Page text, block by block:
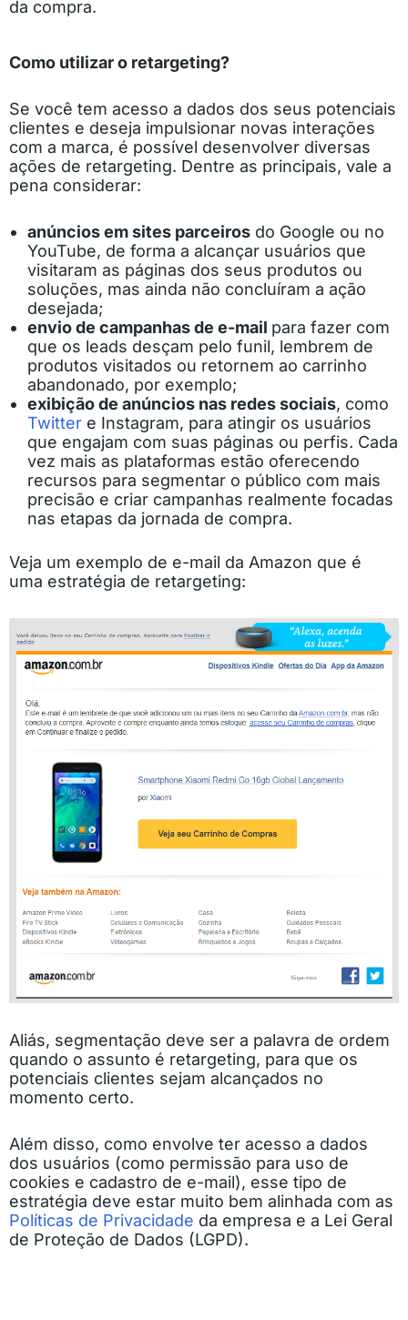
da compra.
Como utilizar o retargeting?
Se você tem acesso a dados dos seus potenciais
clientes e deseja impulsionar novas interações
com a marca, é possível desenvolver diversas
ações de retargeting. Dentre as principais, vale a
pena considerar:
anúncios em sites parceiros do Google ou no
YouTube, de forma a alcançar usuários que
visitaram as páginas dos seus produtos ou
soluções, mas ainda não concluíram a ação
desejada;
envio de campanhas de e-mail para fazer com
que os leads desçam pelo funil, lembrem de
produtos visitados ou retornem ao carrinho
abandonado, por exemplo;
exibição de anúncios nas redes sociais, como
Twitter e Instagram, para atingir os usuários
que engajam com suas páginas ou perfis. Cada
vez mais as plataformas estão oferecendo
recursos para segmentar o público com mais
precisão e criar campanhas realmente focadas
nas etapas da jornada de compra.
Veja um exemplo de e-mail da Amazon que é
uma estratégia de retargeting:
Aliás, segmentação deve ser a palavra de ordem
quando o assunto é retargeting, para que os
potenciais clientes sejam alcançados no
momento certo.
Além disso, como envolve ter acesso a dados
dos usuários (como permissão para uso de
cookies e cadastro de e-mail), esse tipo de
estratégia deve estar muito bem alinhada com as
Políticas de Privacidade da empresa e a Lei Geral
de Proteção de Dados (LGPD).